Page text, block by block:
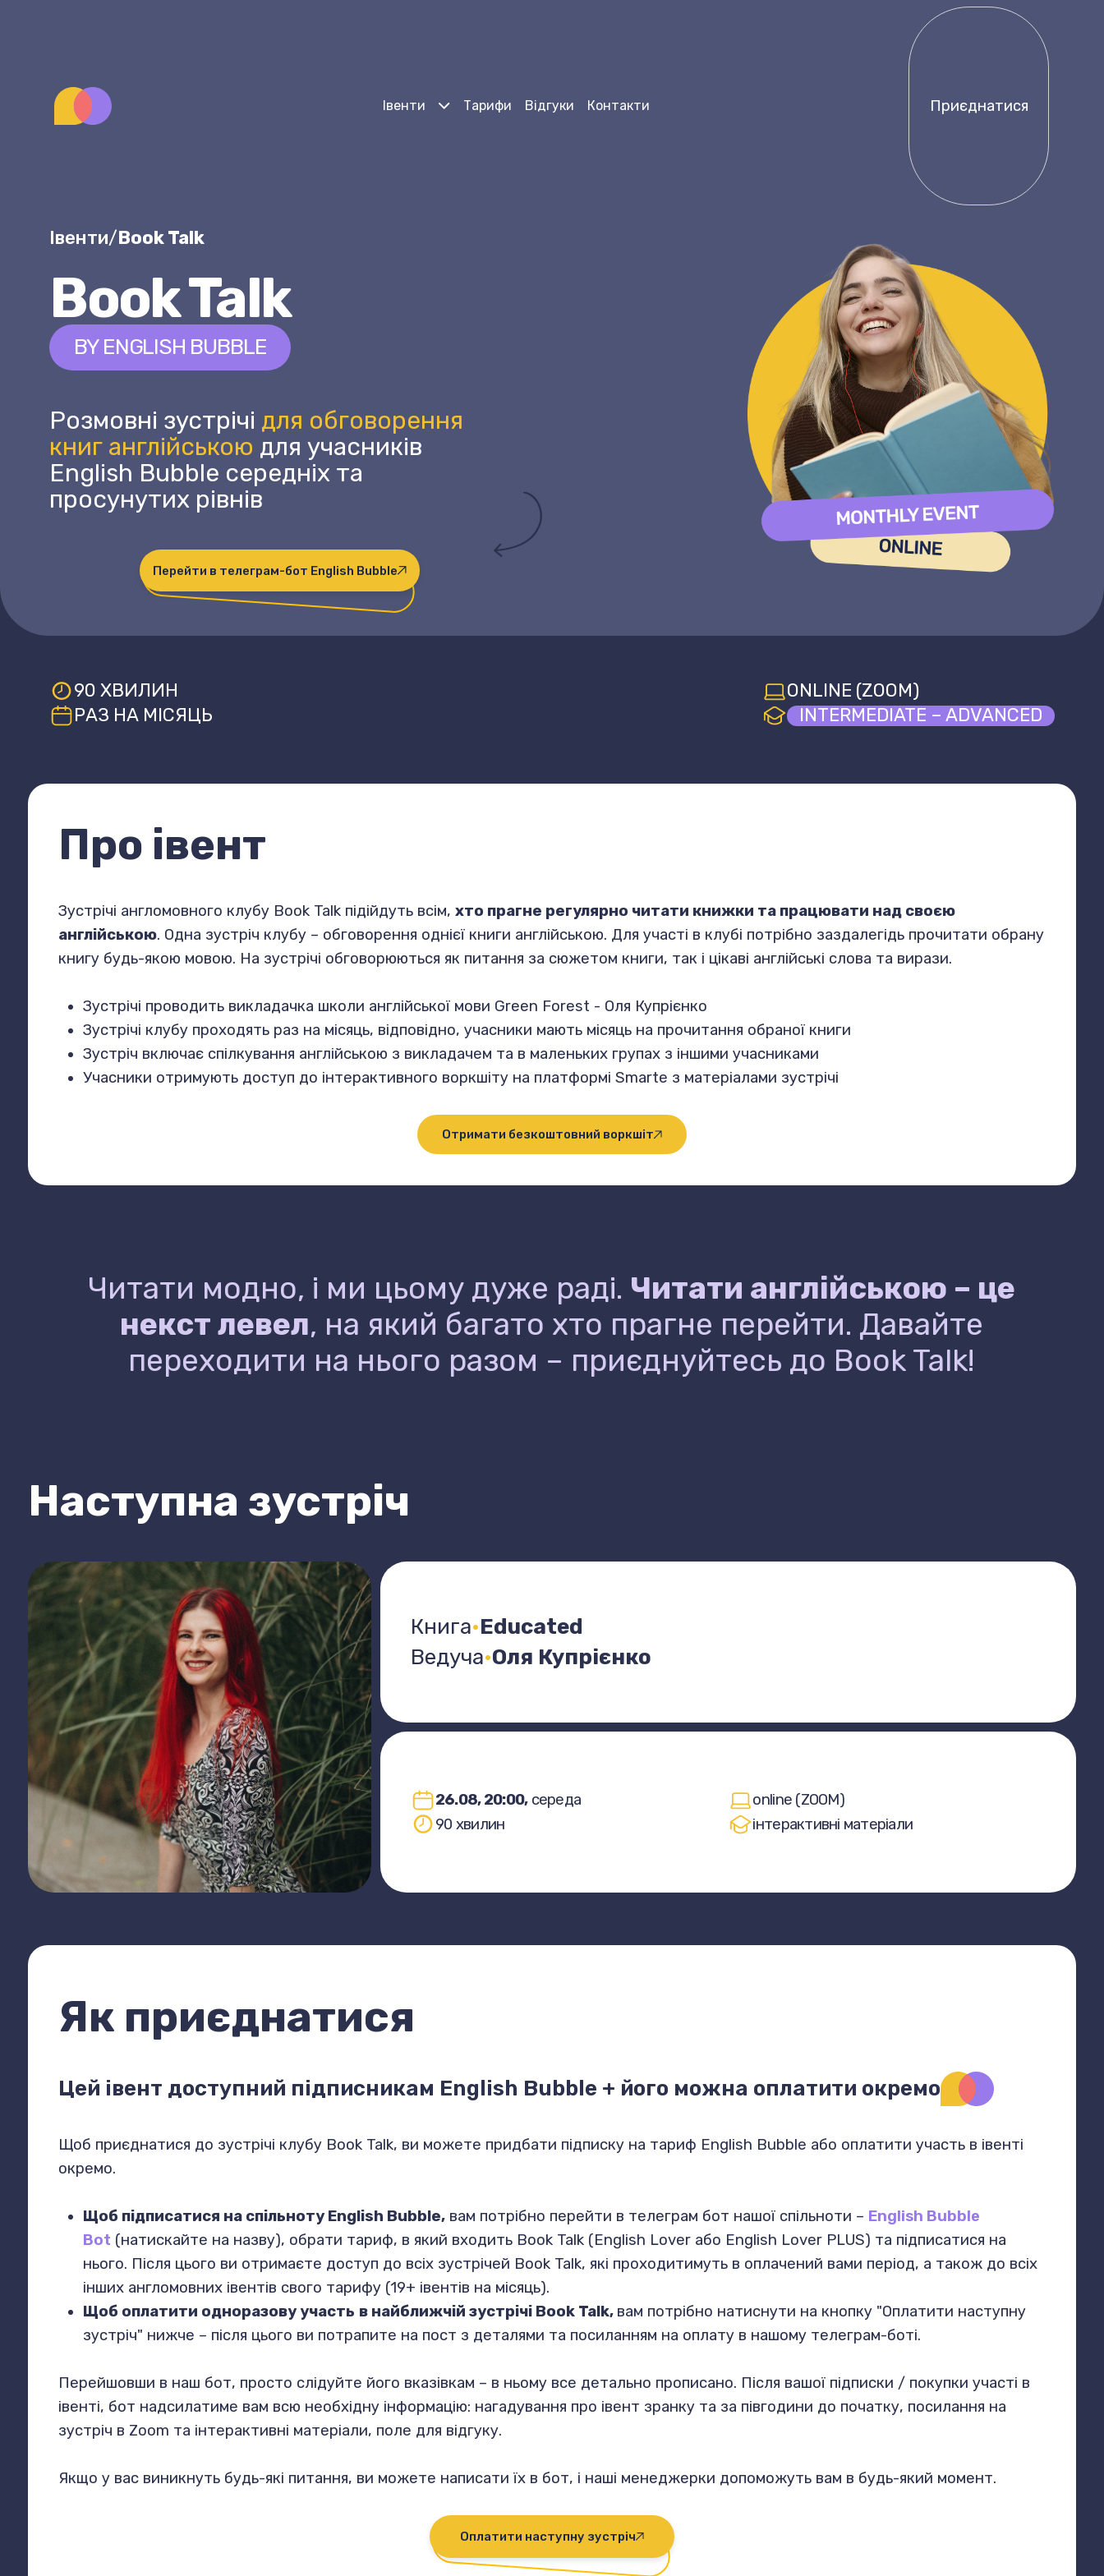
Івенти Тарифи Відгуки Контакти Приєднатися
Івенти/Book Talk
Book Talk
BY ENGLISH BUBBLE
Розмовні зустрічі для обговорення
книг англійською для учасників
English Bubble середніх та
просунутих рівнів
Перейти в телеграм-бот English Bubble
90 ХВИЛИН
РАЗ НА МІСЯЦЬ
ONLINE (ZOOM)
INTERMEDIATE – ADVANCED
Про івент
Зустрічі англомовного клубу Book Talk підійдуть всім, хто прагне регулярно читати книжки та працювати над своєю
англійською. Одна зустріч клубу – обговорення однієї книги англійською. Для участі в клубі потрібно заздалегідь прочитати обрану
книгу будь-якою мовою. На зустрічі обговорюються як питання за сюжетом книги, так і цікаві англійські слова та вирази.
Зустрічі проводить викладачка школи англійської мови Green Forest - Оля Купрієнко
Зустрічі клубу проходять раз на місяць, відповідно, учасники мають місяць на прочитання обраної книги
Зустріч включає спілкування англійською з викладачем та в маленьких групах з іншими учасниками
Учасники отримують доступ до інтерактивного воркшіту на платформі Smarte з матеріалами зустрічі
Отримати безкоштовний воркшіт
Читати модно, і ми цьому дуже раді. Читати англійською – це
некст левел, на який багато хто прагне перейти. Давайте
переходити на нього разом – приєднуйтесь до Book Talk!
Наступна зустріч
Книга·Educated
Ведуча·Оля Купрієнко
26.08, 20:00,середа
90 хвилин
online (ZOOM)
інтерактивні матеріали
Як приєднатися
Цей івент доступний підписникам English Bubble + його можна оплатити окремо
Щоб приєднатися до зустрічі клубу Book Talk, ви можете придбати підписку на тариф English Bubble або оплатити участь в івенті
окремо.
Щоб підписатися на спільноту English Bubble,вам потрібно перейти в телеграм бот нашої спільноти – English Bubble
Bot (натискайте на назву), обрати тариф, в який входить Book Talk (English Lover або English Lover PLUS) та підписатися на
нього. Після цього ви отримаєте доступ до всіх зустрічей Book Talk, які проходитимуть в оплачений вами період, а також до всіх
інших англомовних івентів свого тарифу (19+ івентів на місяць).
Щоб оплатити одноразову участь в найближчій зустрічі Book Talk, вам потрібно натиснути на кнопку "Оплатити наступну
зустріч" нижче – після цього ви потрапите на пост з деталями та посиланням на оплату в нашому телеграм-боті.
Перейшовши в наш бот, просто слідуйте його вказівкам – в ньому все детально прописано. Після вашої підписки / покупки участі в
івенті, бот надсилатиме вам всю необхідну інформацію: нагадування про івент зранку та за півгодини до початку, посилання на
зустріч в Zoom та інтерактивні матеріали, поле для відгуку.
Якщо у вас виникнуть будь-які питання, ви можете написати їх в бот, і наші менеджерки допоможуть вам в будь-який момент.
Оплатити наступну зустріч